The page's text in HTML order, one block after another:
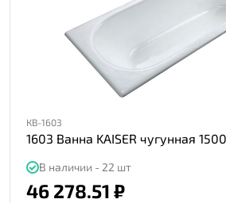
КВ-1603
1603 Ванна KAISER чугунная
В наличии - 22 шт
46 278.51 ₽